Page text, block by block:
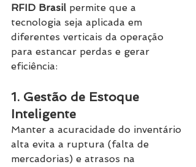
RFID Brasil permite que a
tecnologia seja aplicada em
diferentes verticais da operação
para estancar perdas e gerar
eficiência:
1. Gestão de Estoque
Inteligente
Manter a acuracidade do inventário
alta evita a ruptura (falta de
mercadorias) e atrasos na